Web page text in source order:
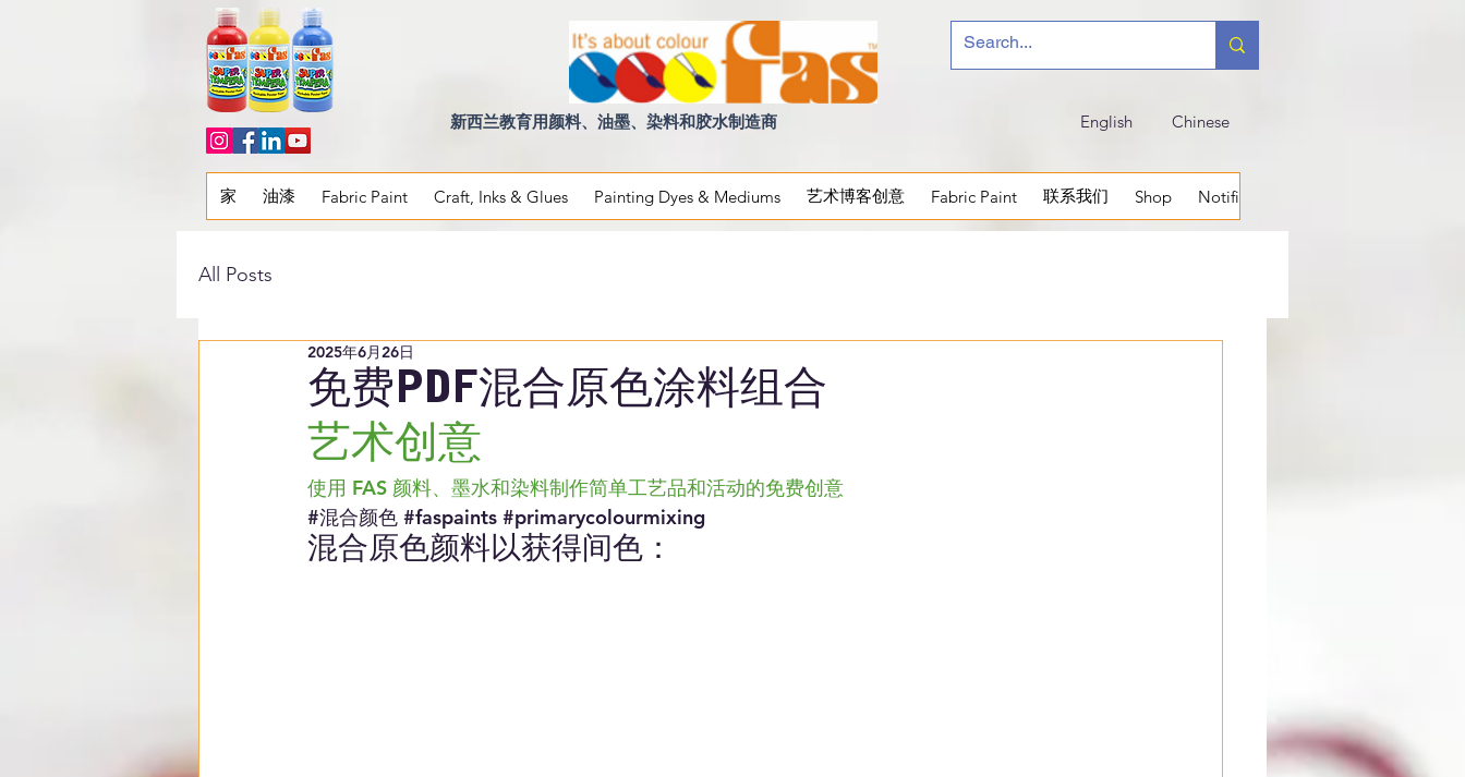
新西兰教育用颜料、油墨、染料和胶水制造商 English Chinese
家 油漆 Fabric Paint Craft, Inks & Glues Painting Dyes & Mediums 艺术博客创意 Fabric Paint 联系我们 Shop Notifications
All Posts
免费PDF混合原色涂料组合
2025年6月26日
艺术创意
使用 FAS 颜料、墨水和染料制作简单工艺品和活动的免费创意
#混合颜色 #faspaints #primarycolourmixing
混合原色颜料以获得间色：